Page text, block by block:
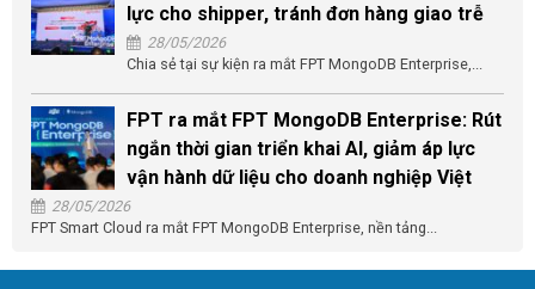
lực cho shipper, tránh đơn hàng giao trễ
28/05/2026
Chia sẻ tại sự kiện ra mắt FPT MongoDB Enterprise,...
FPT ra mắt FPT MongoDB Enterprise: Rút
ngắn thời gian triển khai AI, giảm áp lực
vận hành dữ liệu cho doanh nghiệp Việt
28/05/2026
FPT Smart Cloud ra mắt FPT MongoDB Enterprise, nền tảng...